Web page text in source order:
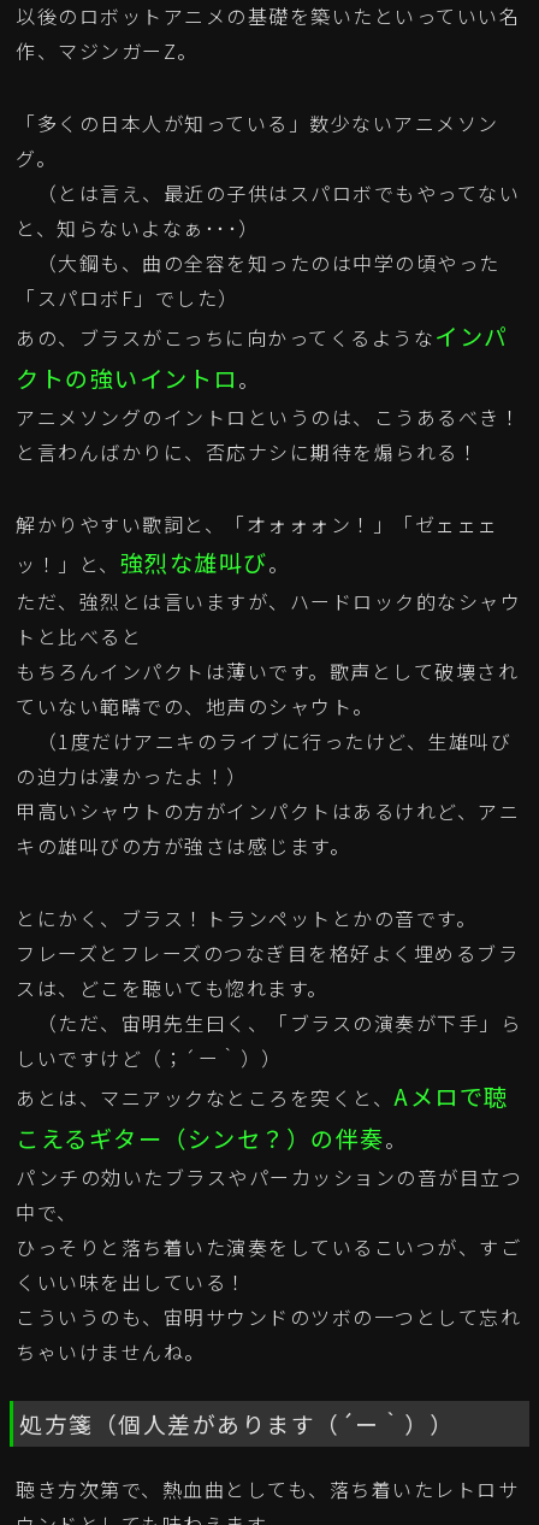
以後のロボットアニメの基礎を築いたといっていい名
作、マジンガーZ。
「多くの日本人が知っている」数少ないアニメソン
グ。
（とは言え、最近の子供はスパロボでもやってない
と、知らないよなぁ･･･）
（大鋼も、曲の全容を知ったのは中学の頃やった
「スパロボF」でした）
あの、ブラスがこっちに向かってくるようなインパ
クトの強いイントロ 。
アニメソングのイントロというのは、こうあるべき！
と言わんばかりに、否応ナシに期待を煽られる！
解かりやすい歌詞と、「オォォォン！」「ゼェェェ
ッ！」と、 強烈な雄叫び。
ただ、強烈とは言いますが、ハードロック的なシャウ
トと比べると
もちろんインパクトは薄いです。歌声として破壊され
ていない範疇での、地声のシャウト。
（1度だけアニキのライブに行ったけど、生雄叫び
の迫力は凄かったよ！）
甲高いシャウトの方がインパクトはあるけれど、アニ
キの雄叫びの方が強さは感じます。
とにかく、ブラス！トランペットとかの音です。
フレーズとフレーズのつなぎ目を格好よく埋めるブラ
スは、どこを聴いても惚れます。
（ただ、宙明先生曰く、「ブラスの演奏が下手」ら
しいですけど（；´ー｀））
あとは、マニアックなところを突くと、 Aメロで聴
こえるギター（シンセ？）の伴奏。
パンチの効いたブラスやパーカッションの音が目立つ
中で、
ひっそりと落ち着いた演奏をしているこいつが、すご
くいい味を出している！
こういうのも、宙明サウンドのツボの一つとして忘れ
ちゃいけませんね。
処方箋（個人差があります（´ー｀））
聴き方次第で、熱血曲としても、落ち着いたレトロサ